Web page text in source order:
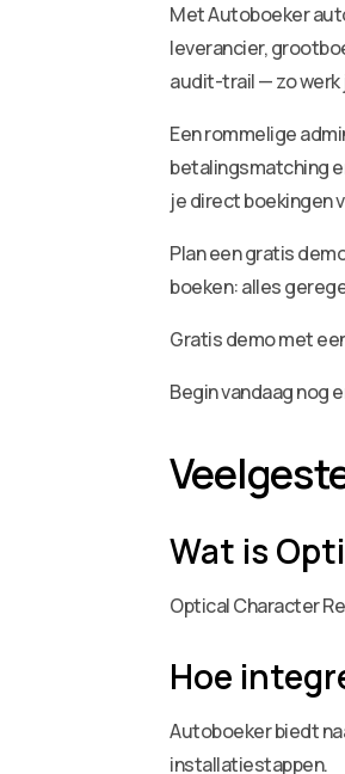
Met Autoboeker
leverancier,
audit-trail — zo werk
Een rommelige
betalingsmatching
je direct boekingen
Plan een gratis
boeken: alles
Gratis demo met
Begin vandaag nog
Wat is
Optical Character
Hoe
Autoboeker biedt
installatiestappen.